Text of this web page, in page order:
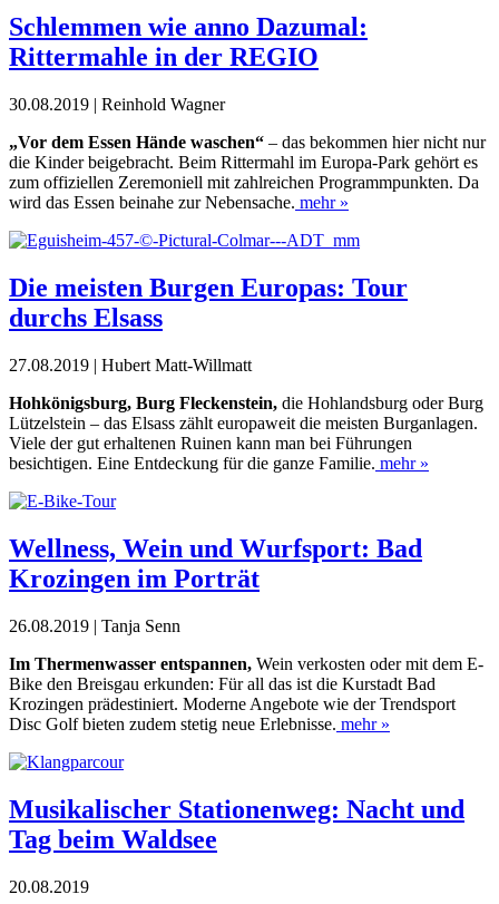
Schlemmen wie anno Dazumal:
Rittermahle in der REGIO
30.08.2019 | Reinhold Wagner
„Vor dem Essen Hände waschen“ – das bekommen hier nicht nur
die Kinder beigebracht. Beim Rittermahl im Europa-Park gehört es
zum offiziellen Zeremoniell mit zahlreichen Programmpunkten. Da
wird das Essen beinahe zur Nebensache. mehr »
Die meisten Burgen Europas: Tour
durchs Elsass
27.08.2019 | Hubert Matt-Willmatt
Hohkönigsburg, Burg Fleckenstein, die Hohlandsburg oder Burg
Lützelstein – das Elsass zählt europaweit die meisten Burganlagen.
Viele der gut erhaltenen Ruinen kann man bei Führungen
besichtigen. Eine Entdeckung für die ganze Familie. mehr »
Wellness, Wein und Wurfsport: Bad
Krozingen im Porträt
26.08.2019 | Tanja Senn
Im Thermenwasser entspannen, Wein verkosten oder mit dem E-
Bike den Breisgau erkunden: Für all das ist die Kurstadt Bad
Krozingen prädestiniert. Moderne Angebote wie der Trendsport
Disc Golf bieten zudem stetig neue Erlebnisse. mehr »
Musikalischer Stationenweg: Nacht und
Tag beim Waldsee
20.08.2019